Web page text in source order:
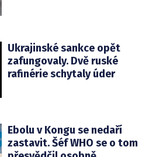
Ukrajinské sankce opět
zafungovaly. Dvě ruské
rafinérie schytaly úder
Ebolu v Kongu se nedaří
zastavit. Šéf WHO se o tom